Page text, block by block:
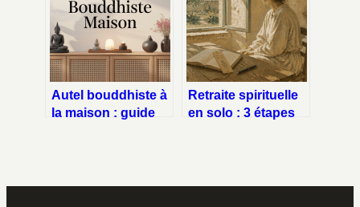
Autel bouddhiste à
la maison : guide
Retraite spirituelle
en solo : 3 étapes
reconnecter à soi